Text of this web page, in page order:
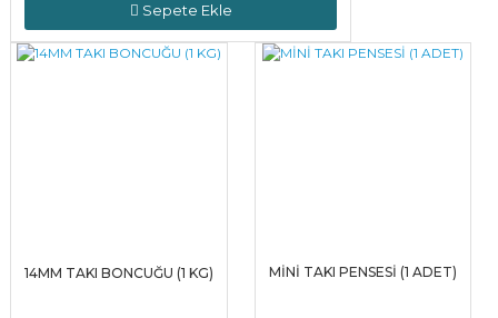
Sepete Ekle
14MM TAKI BONCUĞU (1 KG) MİNİ TAKI PENSESİ (1 ADET)